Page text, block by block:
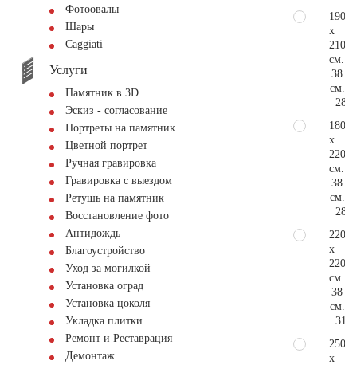
Фотоовалы
Шары
Сaggiati
Услуги
Памятник в 3D
Эскиз - согласование
Портреты на памятник
Цветной портрет
Ручная гравировка
Гравировка с выездом
Ретушь на памятник
Восстановление фото
Антидождь
Благоустройство
Уход за могилкой
Установка оград
Установка цоколя
Укладка плитки
Ремонт и Реставрация
Демонтаж
190
x
210
см.
38
см.
180
x
220
см.
38
см.
220
x
220
см.
38
см.
250
x